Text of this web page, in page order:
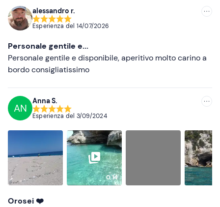
Non dimenticare di portare
Telo mare
Crema solare
Meno recenti
alessandro r.
Esperienza del 14/07/2026
Personale gentile e...
Personale gentile e disponibile, aperitivo molto carino a
bordo consigliatissimo
AN
Anna S.
Esperienza del 3/09/2024
0:14
Orosei ❤️